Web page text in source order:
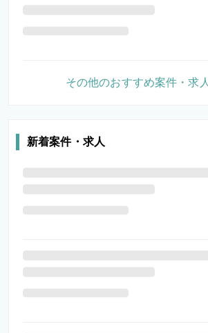
その他のおすすめ案件・求
新着案件・求人